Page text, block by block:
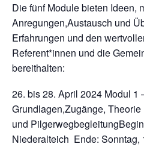
Die fünf Module bieten Ideen,
Anregungen,Austausch und
Erfahrungen und den
Referent*innen und die
bereithalten:
26. bis 28. April 2024 Modul 1
Grundlagen,Zugänge,
und
Niederalteich Ende: